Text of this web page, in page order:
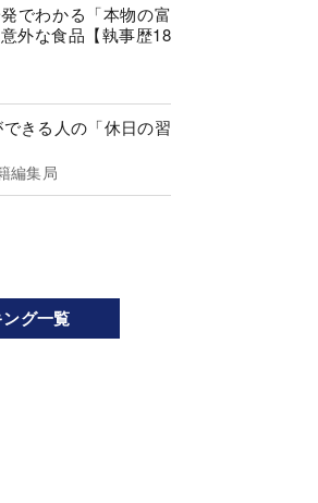
でわかる「本物の富
外な食品【執事歴18
きる人の「休日の習
編集局
グ一覧